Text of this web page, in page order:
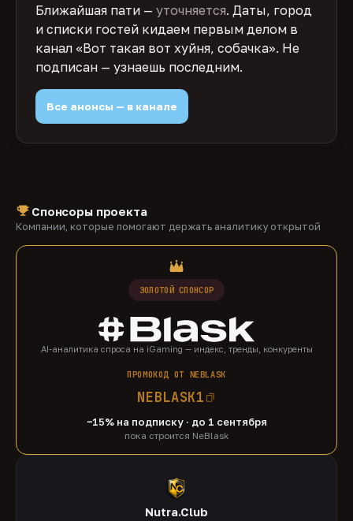
Ближайшая пати — уточняется. Даты, город
и списки гостей кидаем первым делом в
канал «Вот такая вот хуйня, собачка». Не
подписан — узнаешь последним.
Все анонсы — в канале
Спонсоры проекта
Компании, которые помогают держать аналитику открытой
ЗОЛОТОЙ СПОНСОР
AI-аналитика спроса на iGaming — индекс, тренды, конкуренты
ПРОМОКОД ОТ NEBLASK
NEBLASK1
−15% на подписку · до 1 сентября
пока строится NeBlask
Nutra.Club